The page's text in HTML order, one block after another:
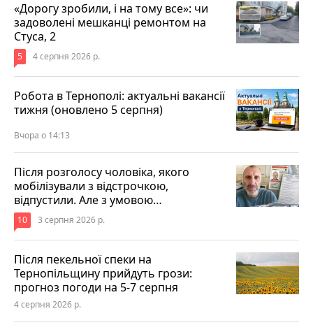
«Дорогу зробили, і на тому все»: чи
задоволені мешканці ремонтом на
Стуса, 2
5 4 серпня 2026 р.
Робота в Тернополі: актуальні вакансії
тижня (оновлено 5 серпня)
Вчора о 14:13
Після розголосу чоловіка, якого
мобілізували з відстрочкою,
відпустили. Але з умовою…
10 3 серпня 2026 р.
Після пекельної спеки на
Тернопільщину прийдуть грози:
прогноз погоди на 5-7 серпня
4 серпня 2026 р.